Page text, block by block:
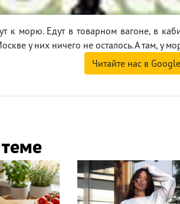
к морю. Едут в товарном вагоне, в
у них ничего не осталось. А там, у
Читайте нас в